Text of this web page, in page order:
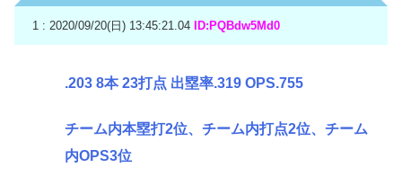
1 : 2020/09/20(日) 13:45:21.04 ID:PQBdw5Md0
.203 8本 23打点 出塁率.319 OPS.755
チーム内本塁打2位、チーム内打点2位、チーム
内OPS3位